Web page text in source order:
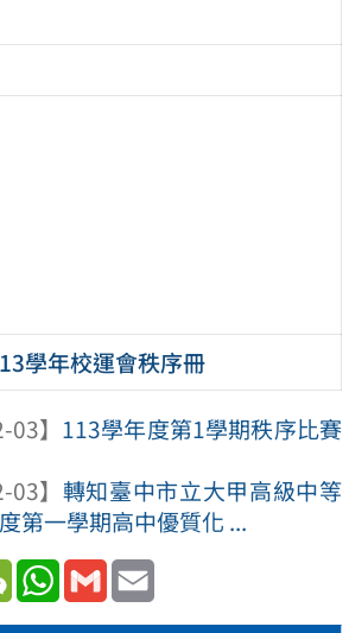
學年校運會秩序冊
03】 113學年度第1學期秩序比賽
03】 轉知臺中市立大甲高級中等
第一學期高中優質化 ...
WeChatWhatsApp
Gmail